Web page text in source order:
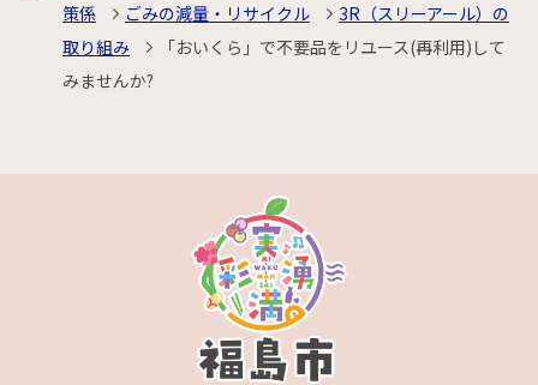
策係
ごみの減量・リサイクル
3R（スリーアール）の
取り組み
「おいくら」で不要品をリユース(再利用)して
みませんか?